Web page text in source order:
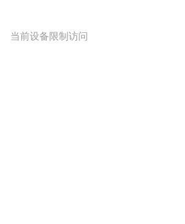
当前设备限制访问